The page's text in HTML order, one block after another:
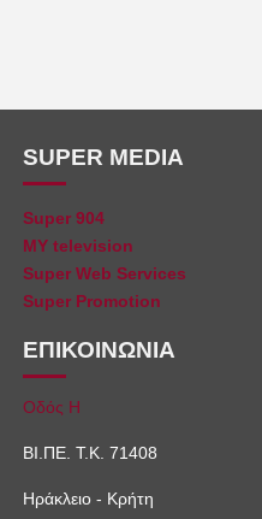
SUPER MEDIA
Super 904
MY television
Super Web Services
Super Promotion
ΕΠΙΚΟΙΝΩΝΙΑ
Οδός Η
ΒΙ.ΠΕ. Τ.Κ. 71408
Ηράκλειο - Κρήτη